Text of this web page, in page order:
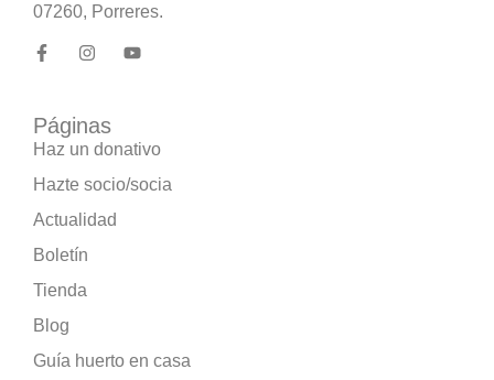
07260, Porreres.
Páginas
Haz un donativo
Hazte socio/socia
Actualidad
Boletín
Tienda
Blog
Guía huerto en casa